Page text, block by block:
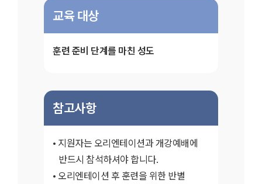
교육 대상
훈련 준비 단계를 마친 성도
참고사항
지원자는 오리엔테이션과 개강예배에
반드시 참석하셔야 합니다.
오리엔테이션 후 훈련을 위한 반별